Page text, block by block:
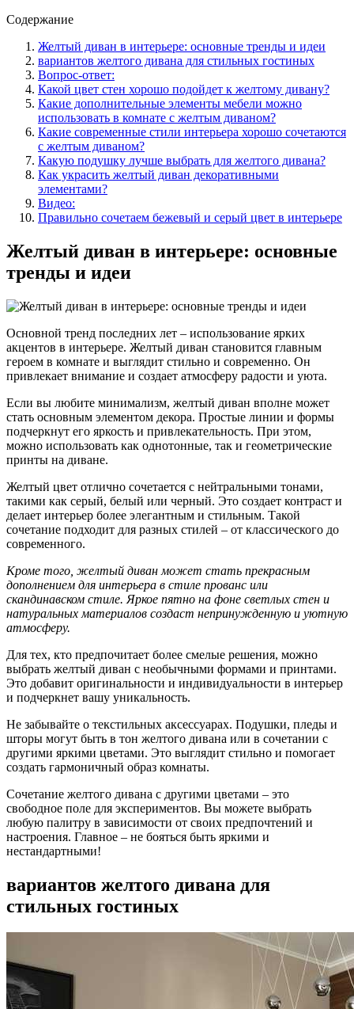
Содержание
Желтый диван в интерьере: основные тренды и идеи
вариантов желтого дивана для стильных гостиных
Вопрос-ответ:
Какой цвет стен хорошо подойдет к желтому дивану?
Какие дополнительные элементы мебели можно
использовать в комнате с желтым диваном?
Какие современные стили интерьера хорошо сочетаются
с желтым диваном?
Какую подушку лучше выбрать для желтого дивана?
Как украсить желтый диван декоративными
элементами?
Видео:
Правильно сочетаем бежевый и серый цвет в интерьере
Желтый диван в интерьере: основные
тренды и идеи
Основной тренд последних лет – использование ярких
акцентов в интерьере. Желтый диван становится главным
героем в комнате и выглядит стильно и современно. Он
привлекает внимание и создает атмосферу радости и уюта.
Если вы любите минимализм, желтый диван вполне может
стать основным элементом декора. Простые линии и формы
подчеркнут его яркость и привлекательность. При этом,
можно использовать как однотонные, так и геометрические
принты на диване.
Желтый цвет отлично сочетается с нейтральными тонами,
такими как серый, белый или черный. Это создает контраст и
делает интерьер более элегантным и стильным. Такой
сочетание подходит для разных стилей – от классического до
современного.
Кроме того, желтый диван может стать прекрасным
дополнением для интерьера в стиле прованс или
скандинавском стиле. Яркое пятно на фоне светлых стен и
натуральных материалов создаст непринужденную и уютную
атмосферу.
Для тех, кто предпочитает более смелые решения, можно
выбрать желтый диван с необычными формами и принтами.
Это добавит оригинальности и индивидуальности в интерьер
и подчеркнет вашу уникальность.
Не забывайте о текстильных аксессуарах. Подушки, пледы и
шторы могут быть в тон желтого дивана или в сочетании с
другими яркими цветами. Это выглядит стильно и помогает
создать гармоничный образ комнаты.
Сочетание желтого дивана с другими цветами – это
свободное поле для экспериментов. Вы можете выбрать
любую палитру в зависимости от своих предпочтений и
настроения. Главное – не бояться быть яркими и
нестандартными!
вариантов желтого дивана для
стильных гостиных